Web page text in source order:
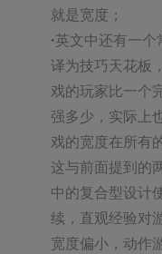
·英文中还有一个
译为技巧天花板
戏的玩家比一个
强多少，实际上
戏的宽度在所有
这与前面提到的
中的复合型设计
续，直观经验对
宽度偏小，动作